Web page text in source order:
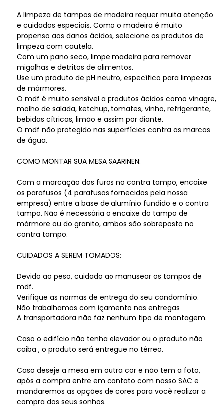
A limpeza de tampos de madeira requer muita atenção
e cuidados especiais. Como o madeira é muito
propenso aos danos ácidos, selecione os produtos de
limpeza com cautela.
Com um pano seco, limpe madeira para remover
migalhas e detritos de alimentos.
Use um produto de pH neutro, específico para limpezas
de mármores.
O mdf é muito sensível a produtos ácidos como vinagre,
molho de salada, ketchup, tomates, vinho, refrigerante,
bebidas cítricas, limão e assim por diante.
O mdf não protegido nas superfícies contra as marcas
de água.
COMO MONTAR SUA MESA SAARINEN:
Com a marcação dos furos no contra tampo, encaixe
os parafusos (4 parafusos fornecidos pela nossa
empresa) entre a base de alumínio fundido e o contra
tampo. Não é necessária o encaixe do tampo de
mármore ou do granito, ambos são sobreposto no
contra tampo.
CUIDADOS A SEREM TOMADOS:
Devido ao peso, cuidado ao manusear os tampos de
mdf.
Verifique as normas de entrega do seu condomínio.
Não trabalhamos com içamento nas entregas
A transportadora não faz nenhum tipo de montagem.
Caso o edifício não tenha elevador ou o produto não
caiba , o produto será entregue no térreo.
Caso deseje a mesa em outra cor e não tem a foto,
após a compra entre em contato com nosso SAC e
mandaremos as opções de cores para você realizar a
compra dos seus sonhos.